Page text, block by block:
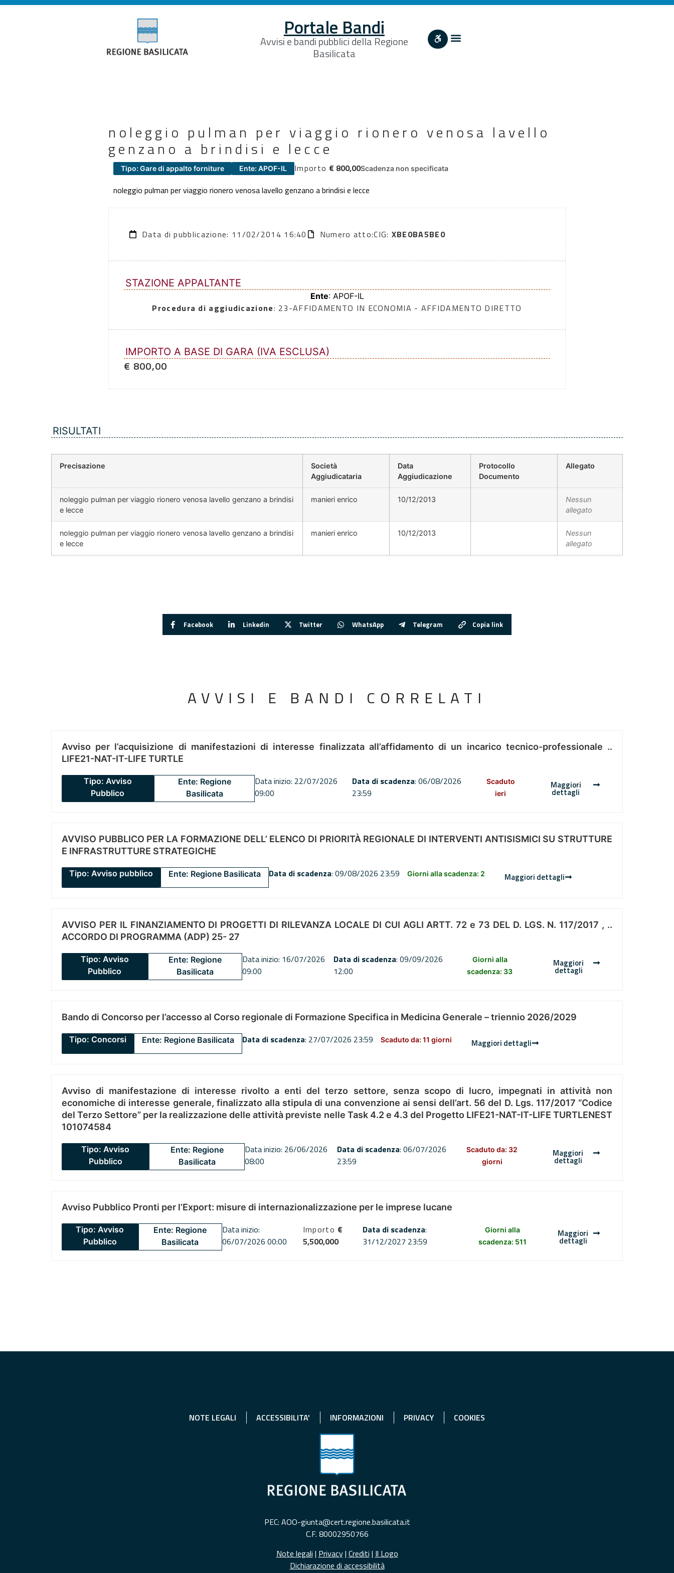
Portale Bandi
Avvisi e bandi pubblici della Regione
Basilicata
noleggio pulman per viaggio rionero venosa lavello
genzano a brindisi e lecce
Tipo: Gare di appalto forniture Ente: APOF-IL Importo € 800,00Scadenza non specificata
noleggio pulman per viaggio rionero venosa lavello genzano a brindisi e lecce
Data di pubblicazione: 11/02/2014 16:40 Numero atto:CIG: XBE0BA5BE0
STAZIONE APPALTANTE
Ente: APOF-IL
Procedura di aggiudicazione: 23-AFFIDAMENTO IN ECONOMIA - AFFIDAMENTO DIRETTO
IMPORTO A BASE DI GARA (IVA ESCLUSA)
€ 800,00
RISULTATI
Precisazione
Società
Aggiudicataria
Data
Aggiudicazione
Protocollo
Documento
Allegato
noleggio pulman per viaggio rionero venosa lavello genzano a brindisi
e lecce
manieri enrico 10/12/2013
Nessun
allegato
noleggio pulman per viaggio rionero venosa lavello genzano a brindisi
e lecce
manieri enrico 10/12/2013
Nessun
allegato
Facebook Linkedin Twitter WhatsApp Telegram Copia link
AVVISI E BANDI CORRELATI
Avviso per l’acquisizione di manifestazioni di interesse finalizzata all’affidamento di un incarico tecnico-professionale ..
LIFE21-NAT-IT-LIFE TURTLE
Tipo: Avviso
Pubblico
Ente: Regione
Basilicata
Data inizio: 22/07/2026
09:00
Data di scadenza: 06/08/2026
23:59
Scaduto
ieri
Maggiori
dettagli
AVVISO PUBBLICO PER LA FORMAZIONE DELL’ ELENCO DI PRIORITÀ REGIONALE DI INTERVENTI ANTISISMICI SU STRUTTURE
E INFRASTRUTTURE STRATEGICHE
Tipo: Avviso pubblico Ente: Regione Basilicata Data di scadenza: 09/08/2026 23:59 Giorni alla scadenza: 2 Maggiori dettagli
AVVISO PER IL FINANZIAMENTO DI PROGETTI DI RILEVANZA LOCALE DI CUI AGLI ARTT. 72 e 73 DEL D. LGS. N. 117/2017 , ..
ACCORDO DI PROGRAMMA (ADP) 25- 27
Tipo: Avviso
Pubblico
Ente: Regione
Basilicata
Data inizio: 16/07/2026
09:00
Data di scadenza: 09/09/2026
12:00
Giorni alla
scadenza: 33
Maggiori
dettagli
Bando di Concorso per l’accesso al Corso regionale di Formazione Specifica in Medicina Generale – triennio 2026/2029
Tipo: Concorsi Ente: Regione Basilicata Data di scadenza: 27/07/2026 23:59 Scaduto da: 11 giorni Maggiori dettagli
Avviso di manifestazione di interesse rivolto a enti del terzo settore, senza scopo di lucro, impegnati in attività non
economiche di interesse generale, finalizzato alla stipula di una convenzione ai sensi dell’art. 56 del D. Lgs. 117/2017 “Codice
del Terzo Settore” per la realizzazione delle attività previste nelle Task 4.2 e 4.3 del Progetto LIFE21-NAT-IT-LIFE TURTLENEST
101074584
Tipo: Avviso
Pubblico
Ente: Regione
Basilicata
Data inizio: 26/06/2026
08:00
Data di scadenza: 06/07/2026
23:59
Scaduto da: 32
giorni
Maggiori
dettagli
Avviso Pubblico Pronti per l’Export: misure di internazionalizzazione per le imprese lucane
Tipo: Avviso
Pubblico
Ente: Regione
Basilicata
Data inizio:
06/07/2026 00:00
Importo €
5,500,000
Data di scadenza:
31/12/2027 23:59
Giorni alla
scadenza: 511
Maggiori
dettagli
NOTE LEGALI ACCESSIBILITA' INFORMAZIONI PRIVACY COOKIES
PEC: AOO-giunta@cert.regione.basilicata.it
C.F. 80002950766
Note legali | Privacy| Crediti | Il Logo
Dichiarazione di accessibilità